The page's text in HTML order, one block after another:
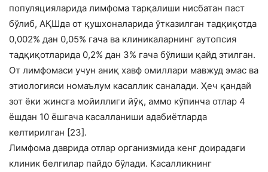
популяцияларида лимфома тарқалиши нисбатан паст
бўлиб, АҚШда от қушхоналарида ўтказилган тадқиқотда
0,002% дан 0,05% гача ва клиникаларнинг аутопсия
тадқиқотларида 0,2% дан 3% гача бўлиши қайд этилган.
От лимфомаси учун аниқ хавф омиллари мавжуд эмас ва
этиологияси номаълум касаллик саналади. Ҳеч қандай
зот ёки жинсга мойиллиги йўқ, аммо кўпинча отлар 4
ёшдан 10 ёшгача касалланиши адабиётларда
келтирилган [23].
Лимфома даврида отлар организмида кенг доирадаги
клиник белгилар пайдо бўлади. Касалликнинг